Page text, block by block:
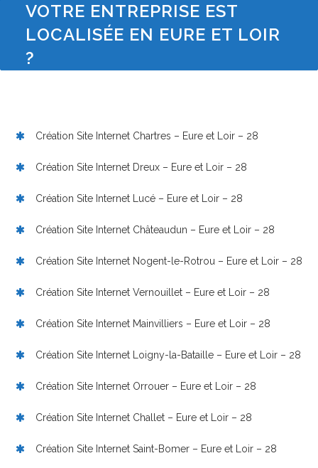
VOTRE ENTREPRISE EST
LOCALISÉE EN EURE ET LOIR
?
Création Site Internet Chartres – Eure et Loir – 28
Création Site Internet Dreux – Eure et Loir – 28
Création Site Internet Lucé – Eure et Loir – 28
Création Site Internet Châteaudun – Eure et Loir – 28
Création Site Internet Nogent-le-Rotrou – Eure et Loir – 28
Création Site Internet Vernouillet – Eure et Loir – 28
Création Site Internet Mainvilliers – Eure et Loir – 28
Création Site Internet Loigny-la-Bataille – Eure et Loir – 28
Création Site Internet Orrouer – Eure et Loir – 28
Création Site Internet Challet – Eure et Loir – 28
Création Site Internet Saint-Bomer – Eure et Loir – 28